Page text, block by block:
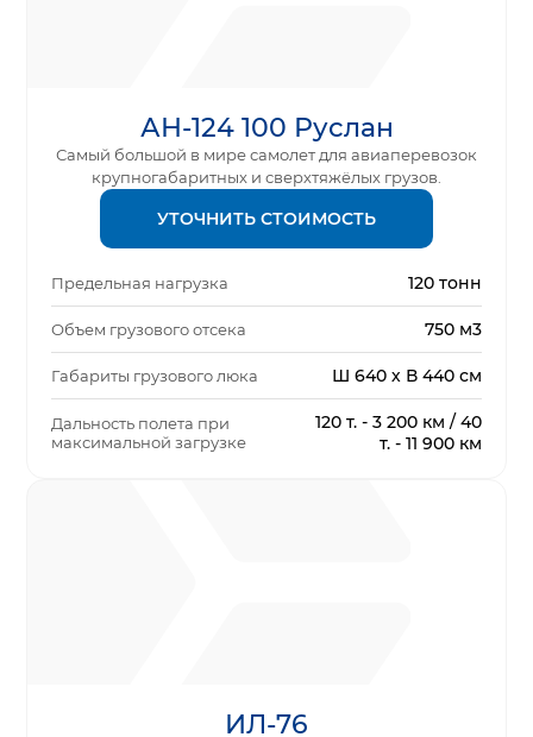
АН-124 100 Руслан
Самый большой в мире самолет для авиаперевозок
крупногабаритных и сверхтяжёлых грузов.
УТОЧНИТЬ СТОИМОСТЬ
Предельная нагрузка 120 тонн
Объем грузового отсека 750 м3
Габариты грузового люка Ш 640 х В 440 см
Дальность полета при
максимальной загрузке
120 т. - 3 200 км / 40
т. - 11 900 км
ИЛ-76